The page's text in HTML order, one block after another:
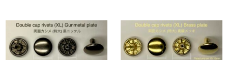
弊社は、金具も工具も【Peacock純正品】です。
今回製造にあたり、世の中で販売されている打駒を、1から
見直しました。